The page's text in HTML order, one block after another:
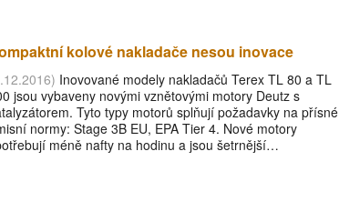
kolové nakladače nesou inovace
Inovované modely nakladačů Terex TL 80 a TL
jsou vybaveny novými vznětovými motory Deutz s
Tyto typy motorů splňují požadavky na přísné
normy: Stage 3B EU, EPA Tier 4. Nové motory
méně nafty na hodinu a jsou šetrnější…